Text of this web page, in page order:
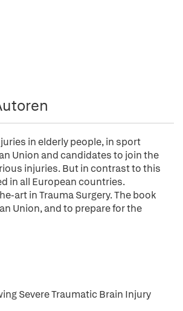
in elderly people, in sport
Union and candidates to join the
injuries. But in contrast to this
in all European countries.
art in Trauma Surgery. The book
Union, and to prepare for the
Severe Traumatic Brain Injury